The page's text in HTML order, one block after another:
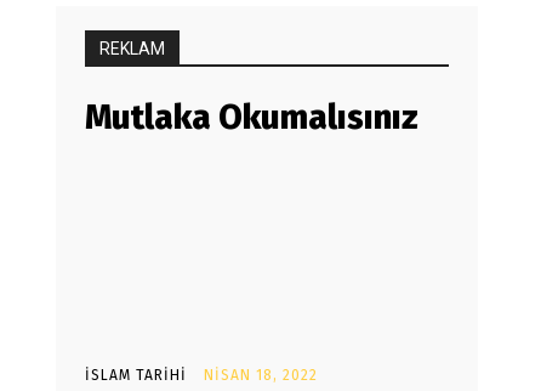
REKLAM
Mutlaka Okumalısınız
İSLAM TARIHI NISAN 18, 2022